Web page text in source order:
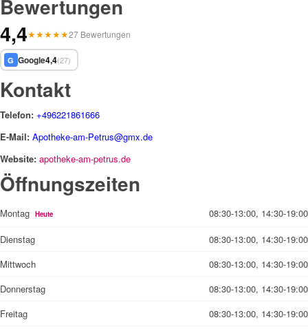
Bewertungen
4,4★★★★★27 Bewertungen
G Google4,4(27)
Kontakt
Telefon: +496221861666
E-Mail: Apotheke-am-Petrus@gmx.de
Website: apotheke-am-petrus.de
Öffnungszeiten
Montag Heute
08:30-13:00, 14:30-19:00
Dienstag
08:30-13:00, 14:30-19:00
Mittwoch
08:30-13:00, 14:30-19:00
Donnerstag
08:30-13:00, 14:30-19:00
Freitag
08:30-13:00, 14:30-19:00